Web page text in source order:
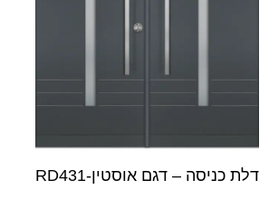
דלת כניסה – דגם אוסטין-RD431